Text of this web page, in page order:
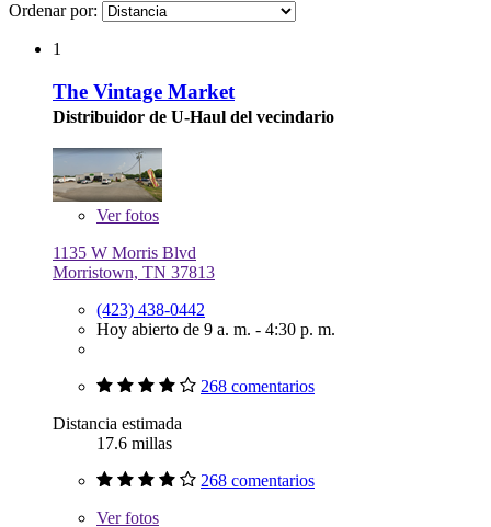
Ordenar por:
1
The Vintage Market
Distribuidor de U-Haul del vecindario
Verfotos
1135 W Morris Blvd
Morristown, TN 37813
(423) 438-0442
Hoy abierto de 9 a. m. - 4:30 p. m.
268 comentarios
Distancia estimada
17.6 millas
268 comentarios
Verfotos